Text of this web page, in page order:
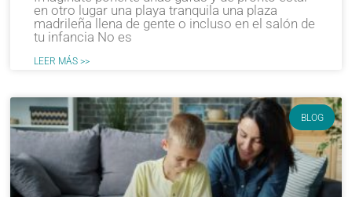
en otro lugar una playa tranquila una plaza
madrileña llena de gente o incluso en el salón de
tu infancia No es
LEER MÁS >>
BLOG